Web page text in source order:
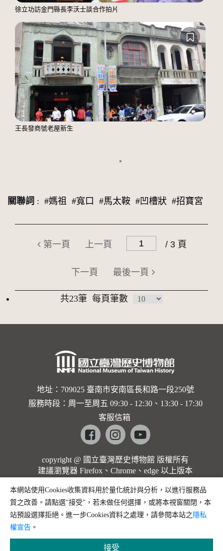
徐立功訪金門縣長李沃士談合作拍片
王長發商號老屋新生
關聯詞 : #媽祖 #寬口 #馬太鞍 #凹槽狀 #招寶宮
第一頁 上一頁 / 3 頁
下一頁 最後一頁
共23筆 每頁筆數
地址：709025 臺南市安南區長和路一段250號
服務時段：周一至周五 09:30 - 12:30、13:30 - 17:30
客服信箱
Facebookinstagramyoutube
copyright @ 國立臺灣歷史博物館 版權所有
建議瀏覽器 Firefox、Chrome、edge 以上版本
本網站使用Cookies收集資料用於量化統計與分析，以進行服務品
質之改善。請點選"接受"，若未做任何選擇，或將本視窗關閉，本
站預設選擇拒絕。進一步Cookies資料之處理，請參閱本站之 隱私
權宣告 。
接受